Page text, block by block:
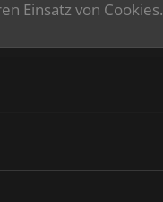
Einsatz von Cookies.